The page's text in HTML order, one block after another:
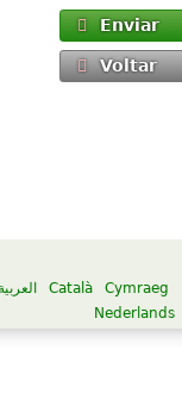
Enviar
Voltar
Català Cymraeg
Nederlands